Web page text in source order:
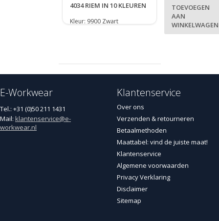
4034 RIEM IN 10 KLEUREN
Kleur: 9900 Zwart
TOEVOEGEN
AAN
WINKELWAGEN
E-Workwear
Tel.: +31 (0)50 211 1431
Mail: klantenservice@e-
workwear.nl
Klantenservice
Over ons
Verzenden & retourneren
Betaalmethoden
Maattabel: vind de juiste maat!
Klantenservice
Algemene voorwaarden
Privacy Verklaring
Disclaimer
Sitemap